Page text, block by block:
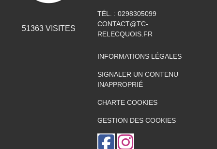
51363VISITES
TÉL. : 0298305099
CONTACT@TC-
RELECQUOIS.FR
INFORMATIONS LÉGALES
SIGNALER UN CONTENU
INAPPROPRIÉ
CHARTE COOKIES
GESTION DES COOKIES